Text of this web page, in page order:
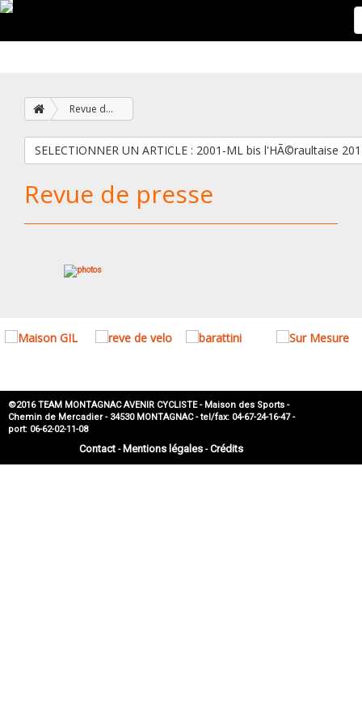
Revue de presse
SELECTIONNER UN ARTICLE : 2001-ML bis l'HÃ©raultaise
Revue de presse
©2016 TEAM MONTAGNAC AVENIR CYCLISTE - Maison des Sports -
Chemin de Mercadier - 34530 MONTAGNAC - tel/fax: 04-67-24-16-47 -
port: 06-62-02-11-08
Contact- Mentions légales-Crédits